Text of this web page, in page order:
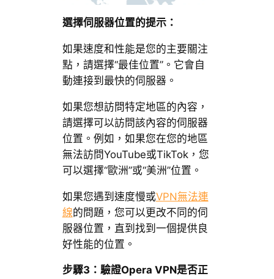
選擇伺服器位置的提示：
如果速度和性能是您的主要關注
點，請選擇“最佳位置”。它會自
動連接到最快的伺服器。
如果您想訪問特定地區的內容，
請選擇可以訪問該內容的伺服器
位置。例如，如果您在您的地區
無法訪問YouTube或TikTok，您
可以選擇“歐洲”或“美洲”位置。
如果您遇到速度慢或VPN無法連
線的問題，您可以更改不同的伺
服器位置，直到找到一個提供良
好性能的位置。
步驟3：驗證Opera VPN是否正